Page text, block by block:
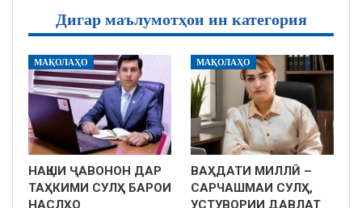
Дигар маълумотҳои ин категория
МАҚОЛАҲО
НАҚШИ ҶАВОНОН ДАР
ТАҲКИМИ СУЛҲ БАРОИ
НАСЛҲО
МАҚОЛАҲО
ВАҲДАТИ МИЛЛӢ –
САРЧАШМАИ СУЛҲ,
УСТУВОРИИ ДАВЛАТ